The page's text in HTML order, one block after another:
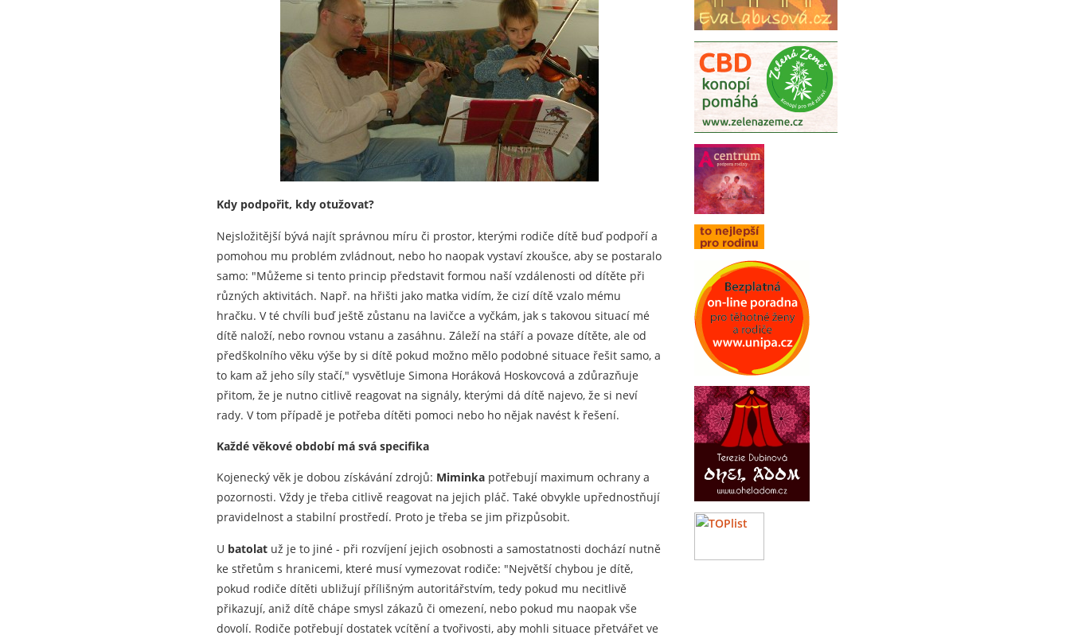
Kdy podpořit, kdy otužovat?
Nejsložitější bývá najít správnou míru či prostor, kterými rodiče dítě buď podpoří a
pomohou mu problém zvládnout, nebo ho naopak vystaví zkoušce, aby se postaralo
samo: "Můžeme si tento princip představit formou naší vzdálenosti od dítěte při
různých aktivitách. Např. na hřišti jako matka vidím, že cizí dítě vzalo mému
hračku. V té chvíli buď ještě zůstanu na lavičce a vyčkám, jak s takovou situací mé
dítě naloží, nebo rovnou vstanu a zasáhnu. Záleží na stáří a povaze dítěte, ale od
předškolního věku výše by si dítě pokud možno mělo podobné situace řešit samo, a
to kam až jeho síly stačí," vysvětluje Simona Horáková Hoskovcová a zdůrazňuje
přitom, že je nutno citlivě reagovat na signály, kterými dá dítě najevo, že si neví
rady. V tom případě je potřeba dítěti pomoci nebo ho nějak navést k řešení.
Každé věkové období má svá specifika
Kojenecký věk je dobou získávání zdrojů: Miminka potřebují maximum ochrany a
pozornosti. Vždy je třeba citlivě reagovat na jejich pláč. Také obvykle upřednostňují
pravidelnost a stabilní prostředí. Proto je třeba se jim přizpůsobit.
U batolat už je to jiné - při rozvíjení jejich osobnosti a samostatnosti dochází nutně
ke střetům s hranicemi, které musí vymezovat rodiče: "Největší chybou je dítě,
pokud rodiče dítěti ubližují přílišným autoritářstvím, tedy pokud mu necitlivě
přikazují, aniž dítě chápe smysl zákazů či omezení, nebo pokud mu naopak vše
dovolí. Rodiče potřebují dostatek vcítění a tvořivosti, aby mohli situace přetvářet ve